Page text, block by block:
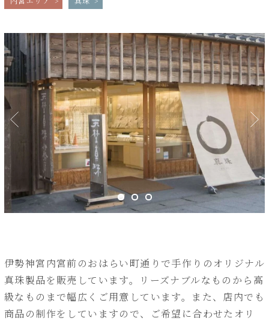
伊勢神宮内宮前のおはらい町通りで手作りのオリジナル
真珠製品を販売しています。リーズナブルなものから高
級なものまで幅広くご用意しています。また、店内でも
商品の制作をしていますので、ご希望に合わせたオリ